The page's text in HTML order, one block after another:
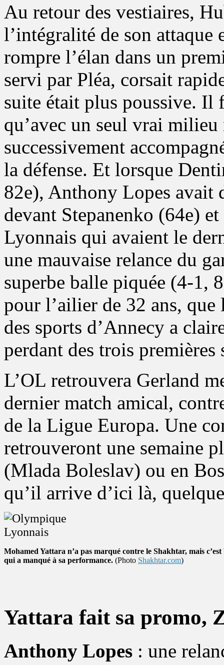
Au retour des vestiaires,
l’intégralité de son attaque
rompre l’élan dans un
servi par Pléa, corsait
suite était plus poussive. Il
qu’avec un seul vrai
successivement
la défense. Et lorsque
82e), Anthony Lopes avait
devant Stepanenko (64e)
Lyonnais qui avaient le
une mauvaise relance du
superbe balle piquée (4-1,
pour l’ailier de 32 ans,
des sports d’Annecy a
perdant des trois premières
L’OL retrouvera Gerland
dernier match amical,
de la Ligue Europa. Une
retrouveront une semaine
(Mlada Boleslav) ou en
qu’il arrive d’ici là,
Mohamed Yattara n’a pas marqué contre le Shakhtar, mais c’est
qui a manqué à sa performance. (Photo Shakhtar.com)
Yattara fait sa promo,
Anthony Lopes : une